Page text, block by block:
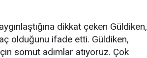
dikkat çeken Güldiken,
olduğunu ifade etti. Güldiken,
somut adımlar atıyoruz. Çok